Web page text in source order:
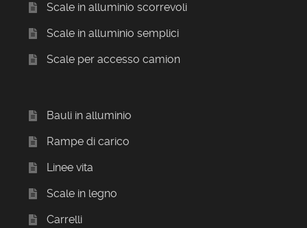
Scale in alluminio scorrevoli
Scale in alluminio semplici
Scale per accesso camion
Bauli in alluminio
Rampe di carico
Linee vita
Scale in legno
Carrelli